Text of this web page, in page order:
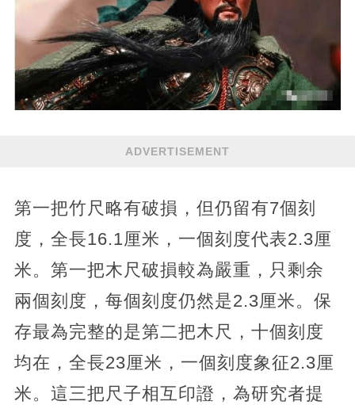
ADVERTISEMENT
第一把竹尺略有破損，但仍留有7個刻
度，全長16.1厘米，一個刻度代表2.3厘
米。第一把木尺破損較為嚴重，只剩余
兩個刻度，每個刻度仍然是2.3厘米。保
存最為完整的是第二把木尺，十個刻度
均在，全長23厘米，一個刻度象征2.3厘
米。這三把尺子相互印證，為研究者提